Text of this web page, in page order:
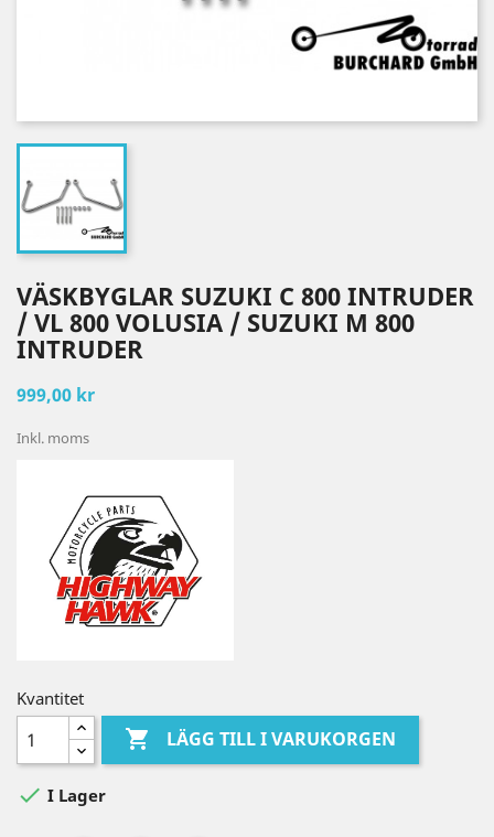
VÄSKBYGLAR SUZUKI C 800 INTRUDER
/ VL 800 VOLUSIA / SUZUKI M 800
INTRUDER
999,00 kr
Inkl. moms
Kvantitet
 LÄGG TILL I VARUKORGEN
 I Lager